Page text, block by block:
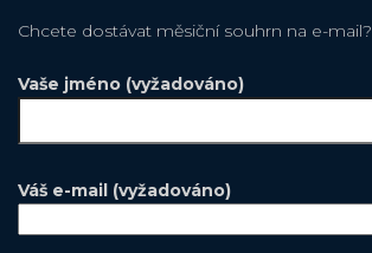
Chcete dostávat měsiční souhrn na e-mail?
Vaše jméno (vyžadováno)
Váš e-mail (vyžadováno)